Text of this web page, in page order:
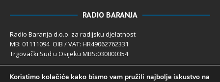
RADIO BARANJA
Radio Baranja d.o.o. za radijsku djelatnost
MB: 01111094 OIB / VAT: HR49062762331
Trgovački Sud u Osijeku MBS:030000354
Temeljni kapital 2.600,00 € uplaćen u cijelosti
Koristimo kolačiće kako bismo vam pružili najbolje iskustvo na